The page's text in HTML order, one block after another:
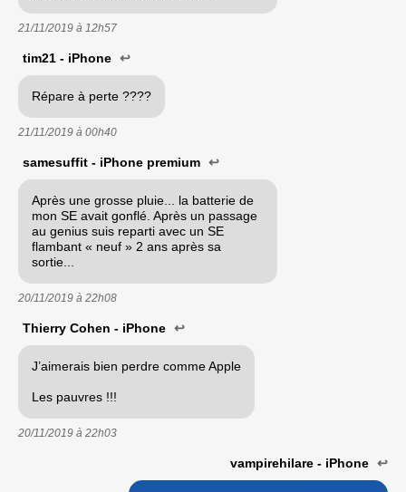
21/11/2019 à 12h57
tim21 - iPhone ↩
Répare à perte ????
21/11/2019 à 00h40
samesuffit - iPhone premium ↩
Après une grosse pluie... la batterie de
mon SE avait gonflé. Après un passage
au genius suis reparti avec un SE
flambant « neuf » 2 ans après sa
sortie...
20/11/2019 à 22h08
Thierry Cohen - iPhone ↩
J’aimerais bien perdre comme Apple
Les pauvres !!!
20/11/2019 à 22h03
vampirehilare - iPhone ↩